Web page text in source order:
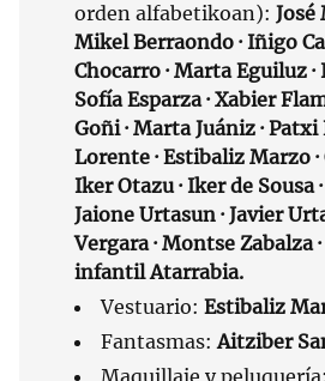
orden alfabetikoan): José
Mikel Berraondo · Iñigo
Chocarro · Marta Eguiluz ·
Sofía Esparza · Xabier
Goñi · Marta Juániz ·
Lorente · Estibaliz Marzo ·
Iker Otazu · Iker de Sousa
Jaione Urtasun · Javier
Vergara · Montse Zabalza
infantil Atarrabia.
Vestuario: Estibaliz
Fantasmas:Aitziber